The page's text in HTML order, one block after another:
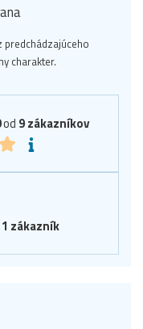
predchádzajúceho
charakter.
od 9zákazníkov
zákazník